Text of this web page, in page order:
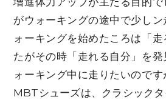
がウォーキングの途中で少し
ォーキングを始めたころは「
たがその時「走れる自分」を
ォーキング中に走りたいので
MBTシューズは、クラシック